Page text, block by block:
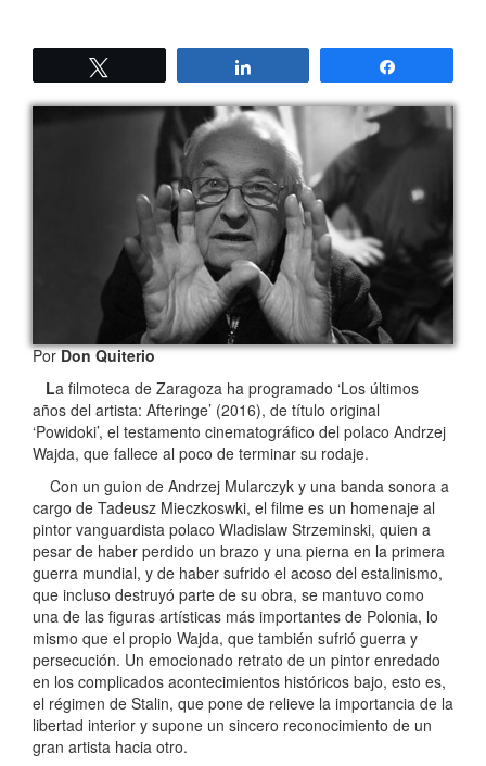
PorDon Quiterio
La filmoteca de Zaragoza ha programado ‘Los últimos
años del artista: Afteringe’ (2016), de título original
‘Powidoki’, el testamento cinematográfico del polaco Andrzej
Wajda, que fallece al poco de terminar su rodaje.
Con un guion de Andrzej Mularczyk y una banda sonora a
cargo de Tadeusz Mieczkoswki, el filme es un homenaje al
pintor vanguardista polaco Wladislaw Strzeminski, quien a
pesar de haber perdido un brazo y una pierna en la primera
guerra mundial, y de haber sufrido el acoso del estalinismo,
que incluso destruyó parte de su obra, se mantuvo como
una de las figuras artísticas más importantes de Polonia, lo
mismo que el propio Wajda, que también sufrió guerra y
persecución. Un emocionado retrato de un pintor enredado
en los complicados acontecimientos históricos bajo, esto es,
el régimen de Stalin, que pone de relieve la importancia de la
libertad interior y supone un sincero reconocimiento de un
gran artista hacia otro.